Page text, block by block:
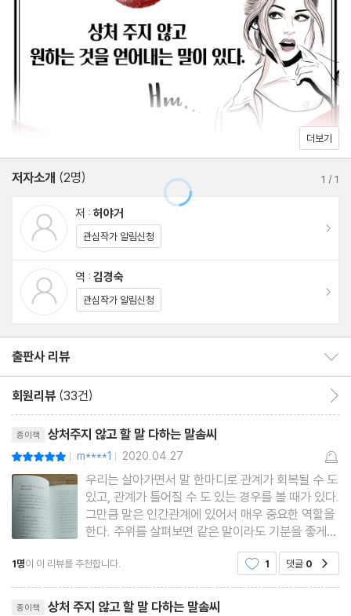
그리고 거절할 때는 오히려 상대방이 듣기 좋게 말하는 것이 좋다고
조언한다. “브리핑 정말 잘 들었습니다. 멋진 제안이라고 생각합니
다. 그런데 제가 완전히 수락하기에는 조금 어려운 부분이 있네요.”
이렇게 우호적인 말을 먼저 보인 다음 거절 의사를 밝히면, 상대 입
장에서 거절당하는 느낌을 완화할 수 있다.
원하는 것을 얻어야 하는 상황에서, 어떤 말을 하는가에 따라 다른
결과가 나올 수 있다. 좋은 말이 있다면 굳이 상처를 주는 말을 할 필
요는 없다. 책에는 비판과 거절 상황 이외에도 사과할 때, 칭찬할 때,
제안할 때, 중재할 때, 설득할 때 등 다양한 상황에서 상대에게 상처
주지 않으면서도 원하는 것을 얻어내는 적절한 말을 솜씨 있게 담아
2장 듣는 사람에게 독이 되는 말
비주얼 시대, 말에도 ‘비주얼’이 있다
상대가 실수했을 때 “틀렸어”라고 면박 주지 말자
퉁명한 말투는 상대에게 큰 상처를 준다
힘든 상대에게 “너 이럴 줄 알았다”면서 뒷북치지 말자
흘려듣거나 대꾸가 없다면 ‘내가 우습나요?’로 들린다
상대에 따라 화법에 다양한 변화를 주자
3장 나쁜 감정을 다독이는 말
가까운 사람일수록 더 많이 상처 받는다
당신은 성질 더러운 사람이 절대 아니다
누군가가 꼴 보기 싫다면 그 사람도 마찬가지다
상대의 입장에서 먼저 생각하자
자기 비하는 그만! 자신감을 갖자
2부 상처 주지 않고 할 말 다하는 말솜씨
1장 거절할 때 오히려 듣기 좋게 말하는 법
거절은 왜 어렵고 힘들까?
태도보다 중요한 ‘NO’라고 말하는 기술
더보기
저자소개 (2명) 1 /1
저 : 허야거
관심작가 알림신청
역 : 김경숙
관심작가 알림신청
출판사 리뷰
회원리뷰 (33건)
종이책 상처주지 않고 할 말 다하는 말솜씨
| m****1 | 2020.04.27
우리는 살아가면서 말 한마디로 관계가 회복될 수 도
있고, 관계가 틀어질 수 도 있는 경우를 볼 때가 있다.
그만큼 말은 인간관계에 있어서 매우 중요한 역할을
한다. 주위를 살펴보면 같은 말이라도 기분을 좋게
하는 사람이 있고 기분을 나쁘게 만드는 사람이 있
다. 이 책을 통해서 다른 사람에게 상처를 주지 않고
잘 말 할 수 있는 말솜씨를 배우고 싶었다.책의 저자
는 정신과 의사
1명이 이 리뷰를 추천합니다. 1 댓글 0
종이책 상처 주지 않고 할 말 다하는 말솜씨